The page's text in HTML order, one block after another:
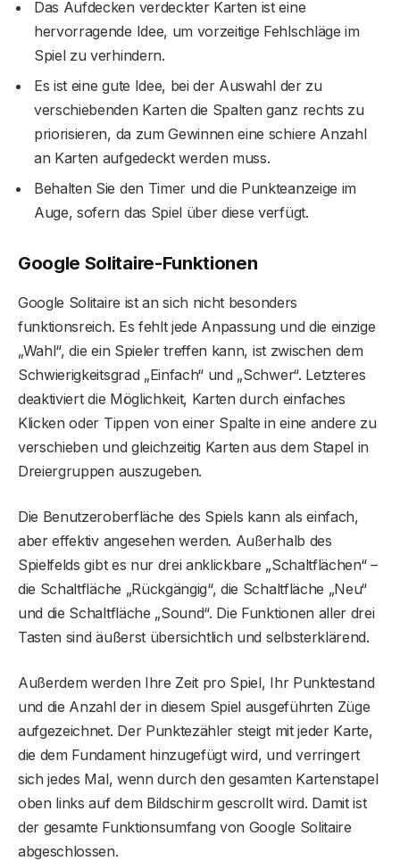
Das Aufdecken verdeckter Karten ist eine
hervorragende Idee, um vorzeitige Fehlschläge im
Spiel zu verhindern.
Es ist eine gute Idee, bei der Auswahl der zu
verschiebenden Karten die Spalten ganz rechts zu
priorisieren, da zum Gewinnen eine schiere Anzahl
an Karten aufgedeckt werden muss.
Behalten Sie den Timer und die Punkteanzeige im
Auge, sofern das Spiel über diese verfügt.
Google Solitaire-Funktionen
Google Solitaire ist an sich nicht besonders
funktionsreich. Es fehlt jede Anpassung und die einzige
„Wahl“, die ein Spieler treffen kann, ist zwischen dem
Schwierigkeitsgrad „Einfach“ und „Schwer“. Letzteres
deaktiviert die Möglichkeit, Karten durch einfaches
Klicken oder Tippen von einer Spalte in eine andere zu
verschieben und gleichzeitig Karten aus dem Stapel in
Dreiergruppen auszugeben.
Die Benutzeroberfläche des Spiels kann als einfach,
aber effektiv angesehen werden. Außerhalb des
Spielfelds gibt es nur drei anklickbare „Schaltflächen“ –
die Schaltfläche „Rückgängig“, die Schaltfläche „Neu“
und die Schaltfläche „Sound“. Die Funktionen aller drei
Tasten sind äußerst übersichtlich und selbsterklärend.
Außerdem werden Ihre Zeit pro Spiel, Ihr Punktestand
und die Anzahl der in diesem Spiel ausgeführten Züge
aufgezeichnet. Der Punktezähler steigt mit jeder Karte,
die dem Fundament hinzugefügt wird, und verringert
sich jedes Mal, wenn durch den gesamten Kartenstapel
oben links auf dem Bildschirm gescrollt wird. Damit ist
der gesamte Funktionsumfang von Google Solitaire
abgeschlossen.